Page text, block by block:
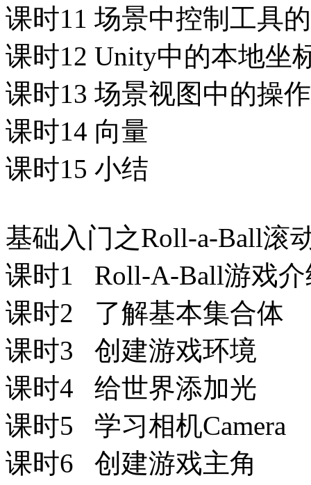
课时11 场景中控制工具
课时12 Unity中的本地坐
课时13 场景视图中的操作
课时14 向量
课时15 小结
基础入门之Roll-a-Ball滚
课时1 Roll-A-Ball游戏介
课时2 了解基本集合体
课时3 创建游戏环境
课时4 给世界添加光
课时5 学习相机Camera
课时6 创建游戏主角